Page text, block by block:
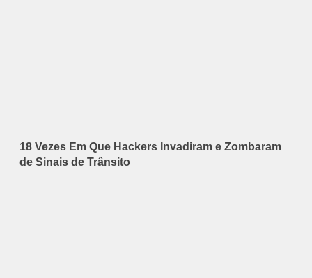
18 Vezes Em Que Hackers Invadiram e Zombaram
de Sinais de Trânsito